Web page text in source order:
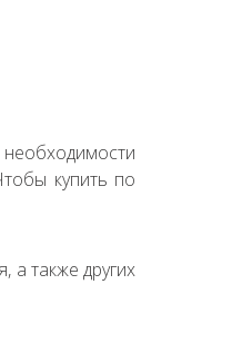
купить по
а также других